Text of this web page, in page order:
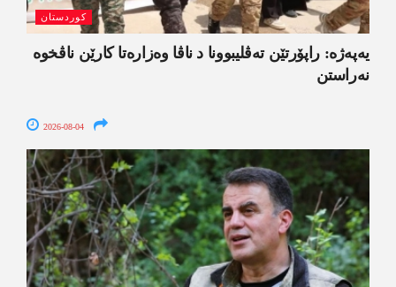
کوردستان
یەپەژە: راپۆرتێن تەڤلیبوونا د ناڤا وەزارەتا کارێن ناڤخوە
نەراستن
2026-08-04